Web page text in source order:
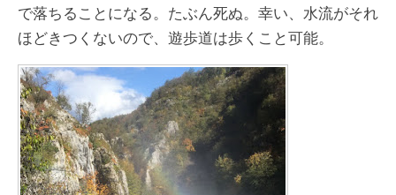
で落ちることになる。たぶん死ぬ。幸い、水流がそれ
ほどきつくないので、遊歩道は歩くこと可能。